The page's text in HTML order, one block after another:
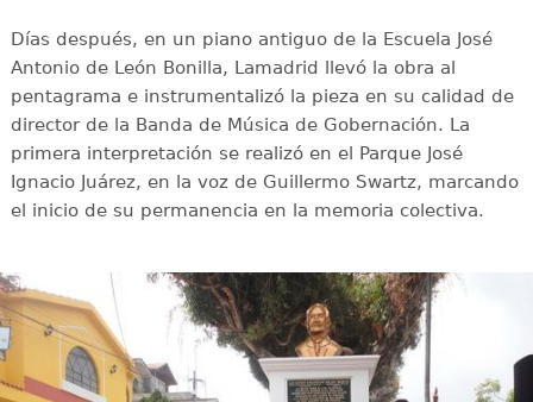
Días después, en un piano antiguo de la Escuela José
Antonio de León Bonilla, Lamadrid llevó la obra al
pentagrama e instrumentalizó la pieza en su calidad de
director de la Banda de Música de Gobernación. La
primera interpretación se realizó en el Parque José
Ignacio Juárez, en la voz de Guillermo Swartz, marcando
el inicio de su permanencia en la memoria colectiva.